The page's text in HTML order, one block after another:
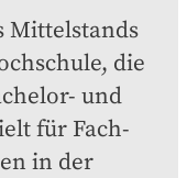
Mittelstands
die
und
für Fach-
in der